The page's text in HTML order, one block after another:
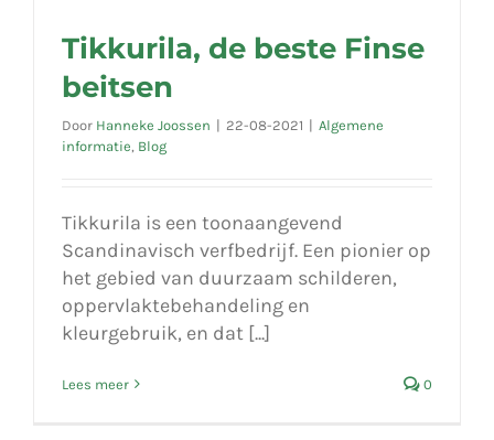
Tikkurila, de beste Finse
beitsen
Door Hanneke Joossen | 22-08-2021 | Algemene
informatie Blog
Tikkurila is een toonaangevend
Scandinavisch verfbedrijf. Een pionier op
het gebied van duurzaam schilderen,
oppervlaktebehandeling en
kleurgebruik, en dat [...]
Lees meer 0